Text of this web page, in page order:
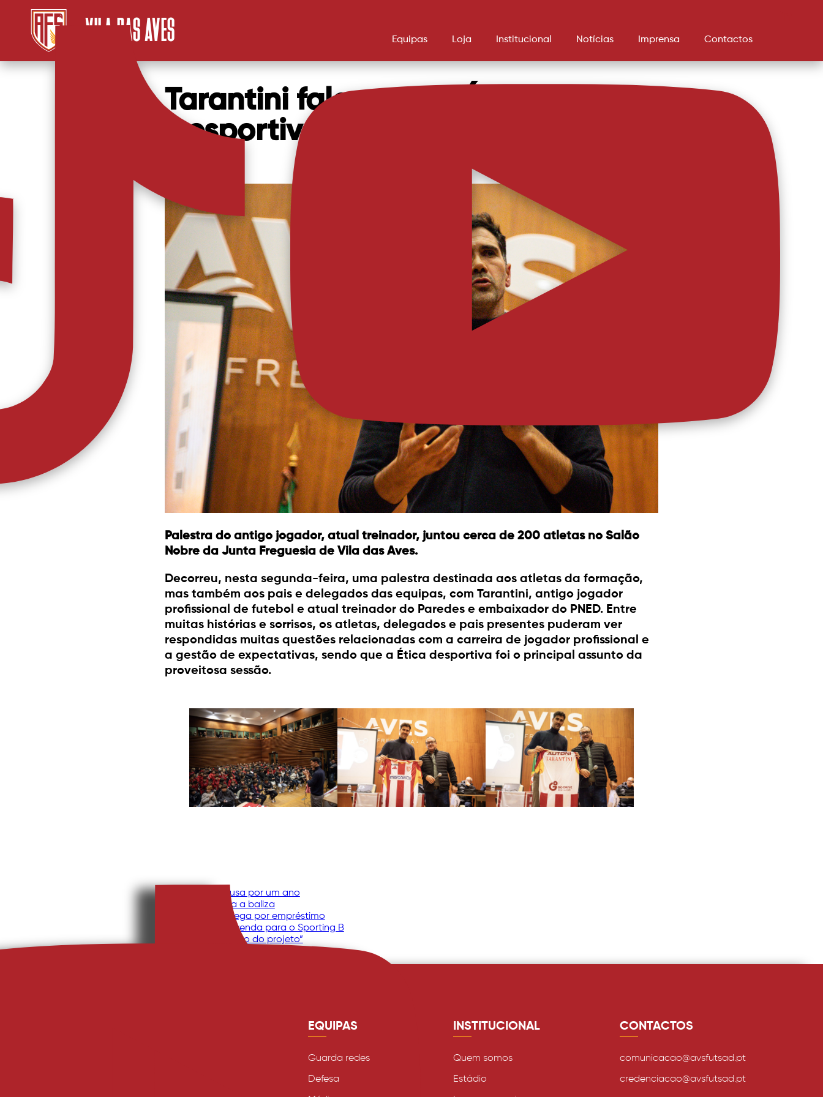
VILA DAS AVES Equipas Loja Institucional Notícias Imprensa Contactos
Tarantini falou sobre Ética
Desportiva
Palestra do antigo jogador, atual treinador, juntou cerca de 200 atletas no Salão
Nobre da Junta Freguesia de Vila das Aves.
Decorreu, nesta segunda-feira, uma palestra destinada aos atletas da formação,
mas também aos pais e delegados das equipas, com Tarantini, antigo jogador
profissional de futebol e atual treinador do Paredes e embaixador do PNED. Entre
muitas histórias e sorrisos, os atletas, delegados e pais presentes puderam ver
respondidas muitas questões relacionadas com a carreira de jogador profissional e
a gestão de expectativas, sendo que a Ética desportiva foi o principal assunto da
proveitosa sessão.
André Sousa por um ano
Raul fecha a baliza
Andrey chega por empréstimo
Bilhetes à venda para o Sporting B
“Gostei muito do projeto”
EQUIPAS
Guarda redes
Defesa
INSTITUCIONAL
Quem somos
Estádio
CONTACTOS
comunicacao@avsfutsad.pt
credenciacao@avsfutsad.pt